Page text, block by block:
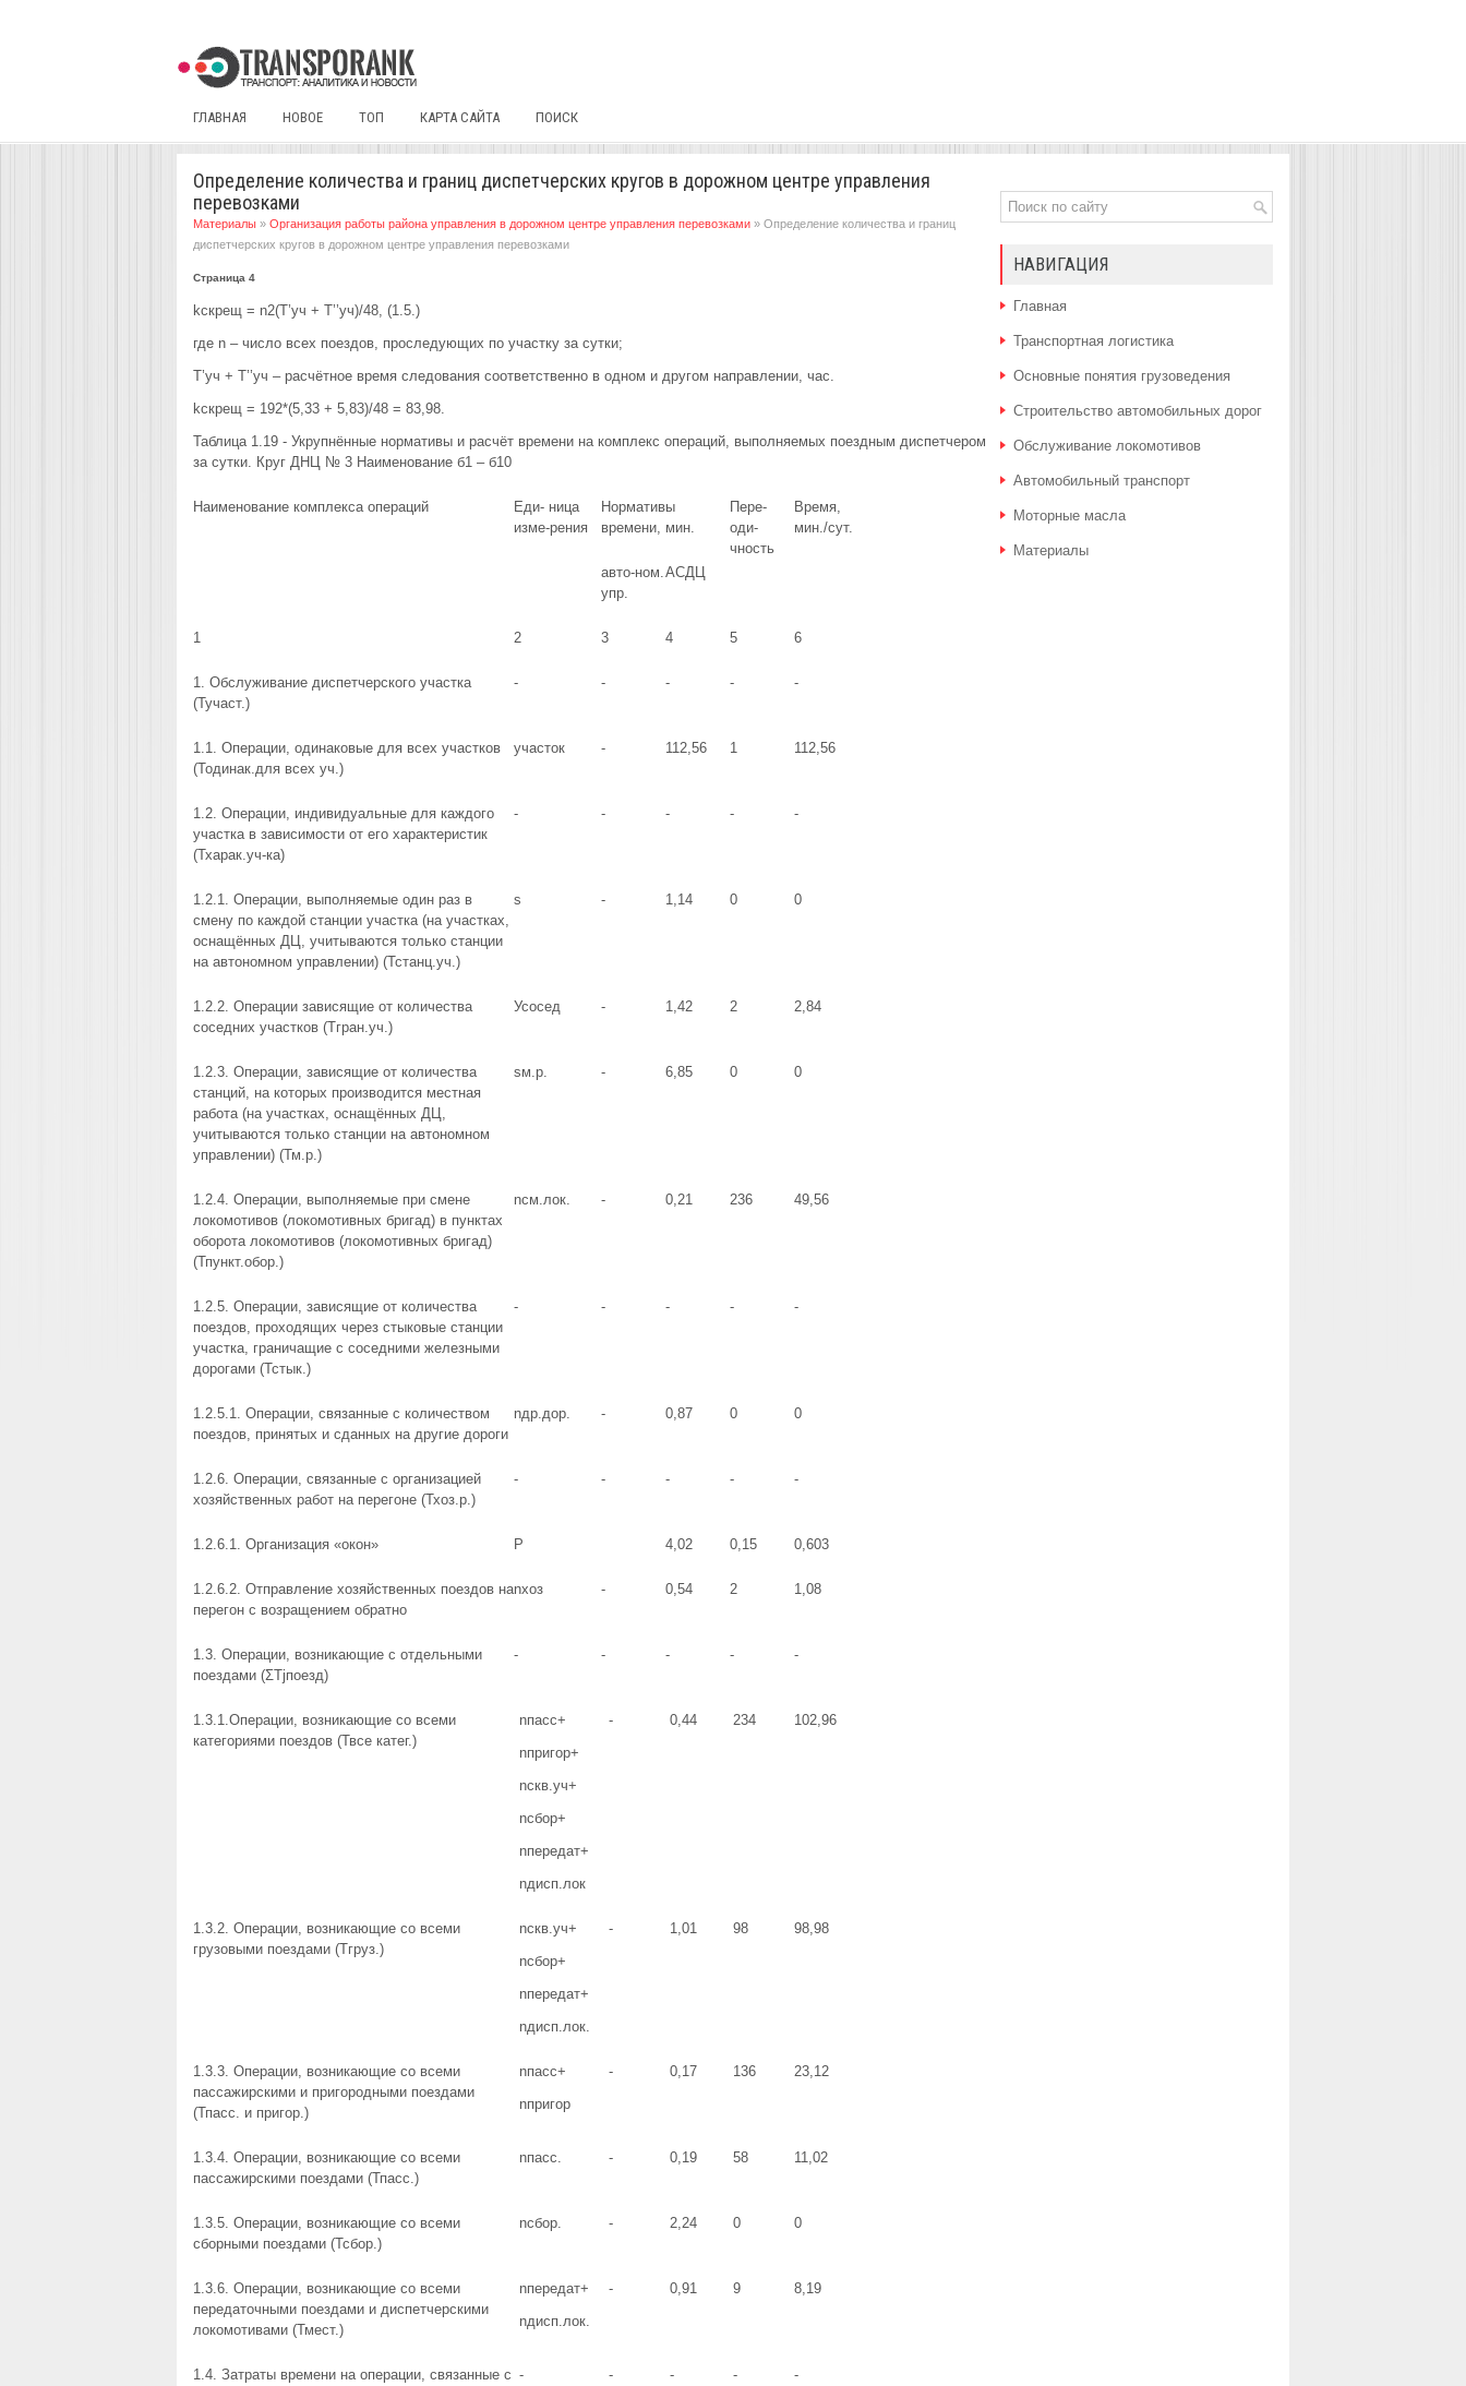
ГЛАВНАЯ НОВОЕ ТОП КАРТА САЙТА ПОИСК
Определение количества и границ диспетчерских кругов в дорожном центре управления
перевозками
Материалы » Организация работы района управления в дорожном центре управления перевозками » Определение количества и границ
диспетчерских кругов в дорожном центре управления перевозками
Страница 4
kскрещ = n2(Т’уч + Т’’уч)/48, (1.5.)
где n – число всех поездов, проследующих по участку за сутки;
Т’уч + Т’’уч – расчётное время следования соответственно в одном и другом направлении, час.
kскрещ = 192*(5,33 + 5,83)/48 = 83,98.
Таблица 1.19 - Укрупнённые нормативы и расчёт времени на комплекс операций, выполняемых поездным диспетчером
за сутки. Круг ДНЦ № 3 Наименование б1 – б10
Наименование комплекса операций
Еди- ница
изме-рения
Нормативы
времени, мин.
Пере-
оди-
чность
Время,
мин./сут.
авто-ном.
упр.
АСДЦ
1 2 3 4 5 6
1. Обслуживание диспетчерского участка
(Тучаст.)
- - - - -
1.1. Операции, одинаковые для всех участков
(Тодинак.для всех уч.)
участок - 112,56 1 112,56
1.2. Операции, индивидуальные для каждого
участка в зависимости от его характеристик
(Тхарак.уч-ка)
- - - - -
1.2.1. Операции, выполняемые один раз в
смену по каждой станции участка (на участках,
оснащённых ДЦ, учитываются только станции
на автономном управлении) (Тстанц.уч.)
s - 1,14 0 0
1.2.2. Операции зависящие от количества
соседних участков (Тгран.уч.)
Усосед - 1,42 2 2,84
1.2.3. Операции, зависящие от количества
станций, на которых производится местная
работа (на участках, оснащённых ДЦ,
учитываются только станции на автономном
управлении) (Тм.р.)
sм.р. - 6,85 0 0
1.2.4. Операции, выполняемые при смене
локомотивов (локомотивных бригад) в пунктах
оборота локомотивов (локомотивных бригад)
(Тпункт.обор.)
nсм.лок. - 0,21 236 49,56
1.2.5. Операции, зависящие от количества
поездов, проходящих через стыковые станции
участка, граничащие с соседними железными
дорогами (Тстык.)
- - - - -
1.2.5.1. Операции, связанные с количеством
поездов, принятых и сданных на другие дороги
nдр.дор. - 0,87 0 0
1.2.6. Операции, связанные с организацией
хозяйственных работ на перегоне (Тхоз.р.)
- - - - -
1.2.6.1. Организация «окон» Р 4,02 0,15 0,603
1.2.6.2. Отправление хозяйственных поездов на
перегон с возращением обратно
nхоз - 0,54 2 1,08
1.3. Операции, возникающие с отдельными
поездами (ΣТjпоезд)
- - - - -
1.3.1.Операции, возникающие со всеми
категориями поездов (Твсе катег.)
nпасс+
nпригор+
nскв.уч+
nсбор+
nпередат+
nдисп.лок
- 0,44 234 102,96
1.3.2. Операции, возникающие со всеми
грузовыми поездами (Тгруз.)
nскв.уч+
nсбор+
nпередат+
nдисп.лок.
- 1,01 98 98,98
1.3.3. Операции, возникающие со всеми
пассажирскими и пригородными поездами
(Тпасс. и пригор.)
nпасс+
nпригор
- 0,17 136 23,12
1.3.4. Операции, возникающие со всеми
пассажирскими поездами (Тпасс.)
nпасс. - 0,19 58 11,02
1.3.5. Операции, возникающие со всеми
сборными поездами (Тсбор.)
nсбор. - 2,24 0 0
1.3.6. Операции, возникающие со всеми
передаточными поездами и диспетчерскими
локомотивами (Тмест.)
nпередат+
nдисп.лок.
- 0,91 9 8,19
1.4. Затраты времени на операции, связанные с - - - - -
НАВИГАЦИЯ
Главная
Транспортная логистика
Основные понятия грузоведения
Строительство автомобильных дорог
Обслуживание локомотивов
Автомобильный транспорт
Моторные масла
Материалы